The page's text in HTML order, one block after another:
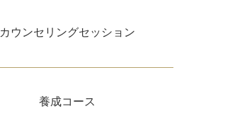
カウンセリングセッション
養成コース